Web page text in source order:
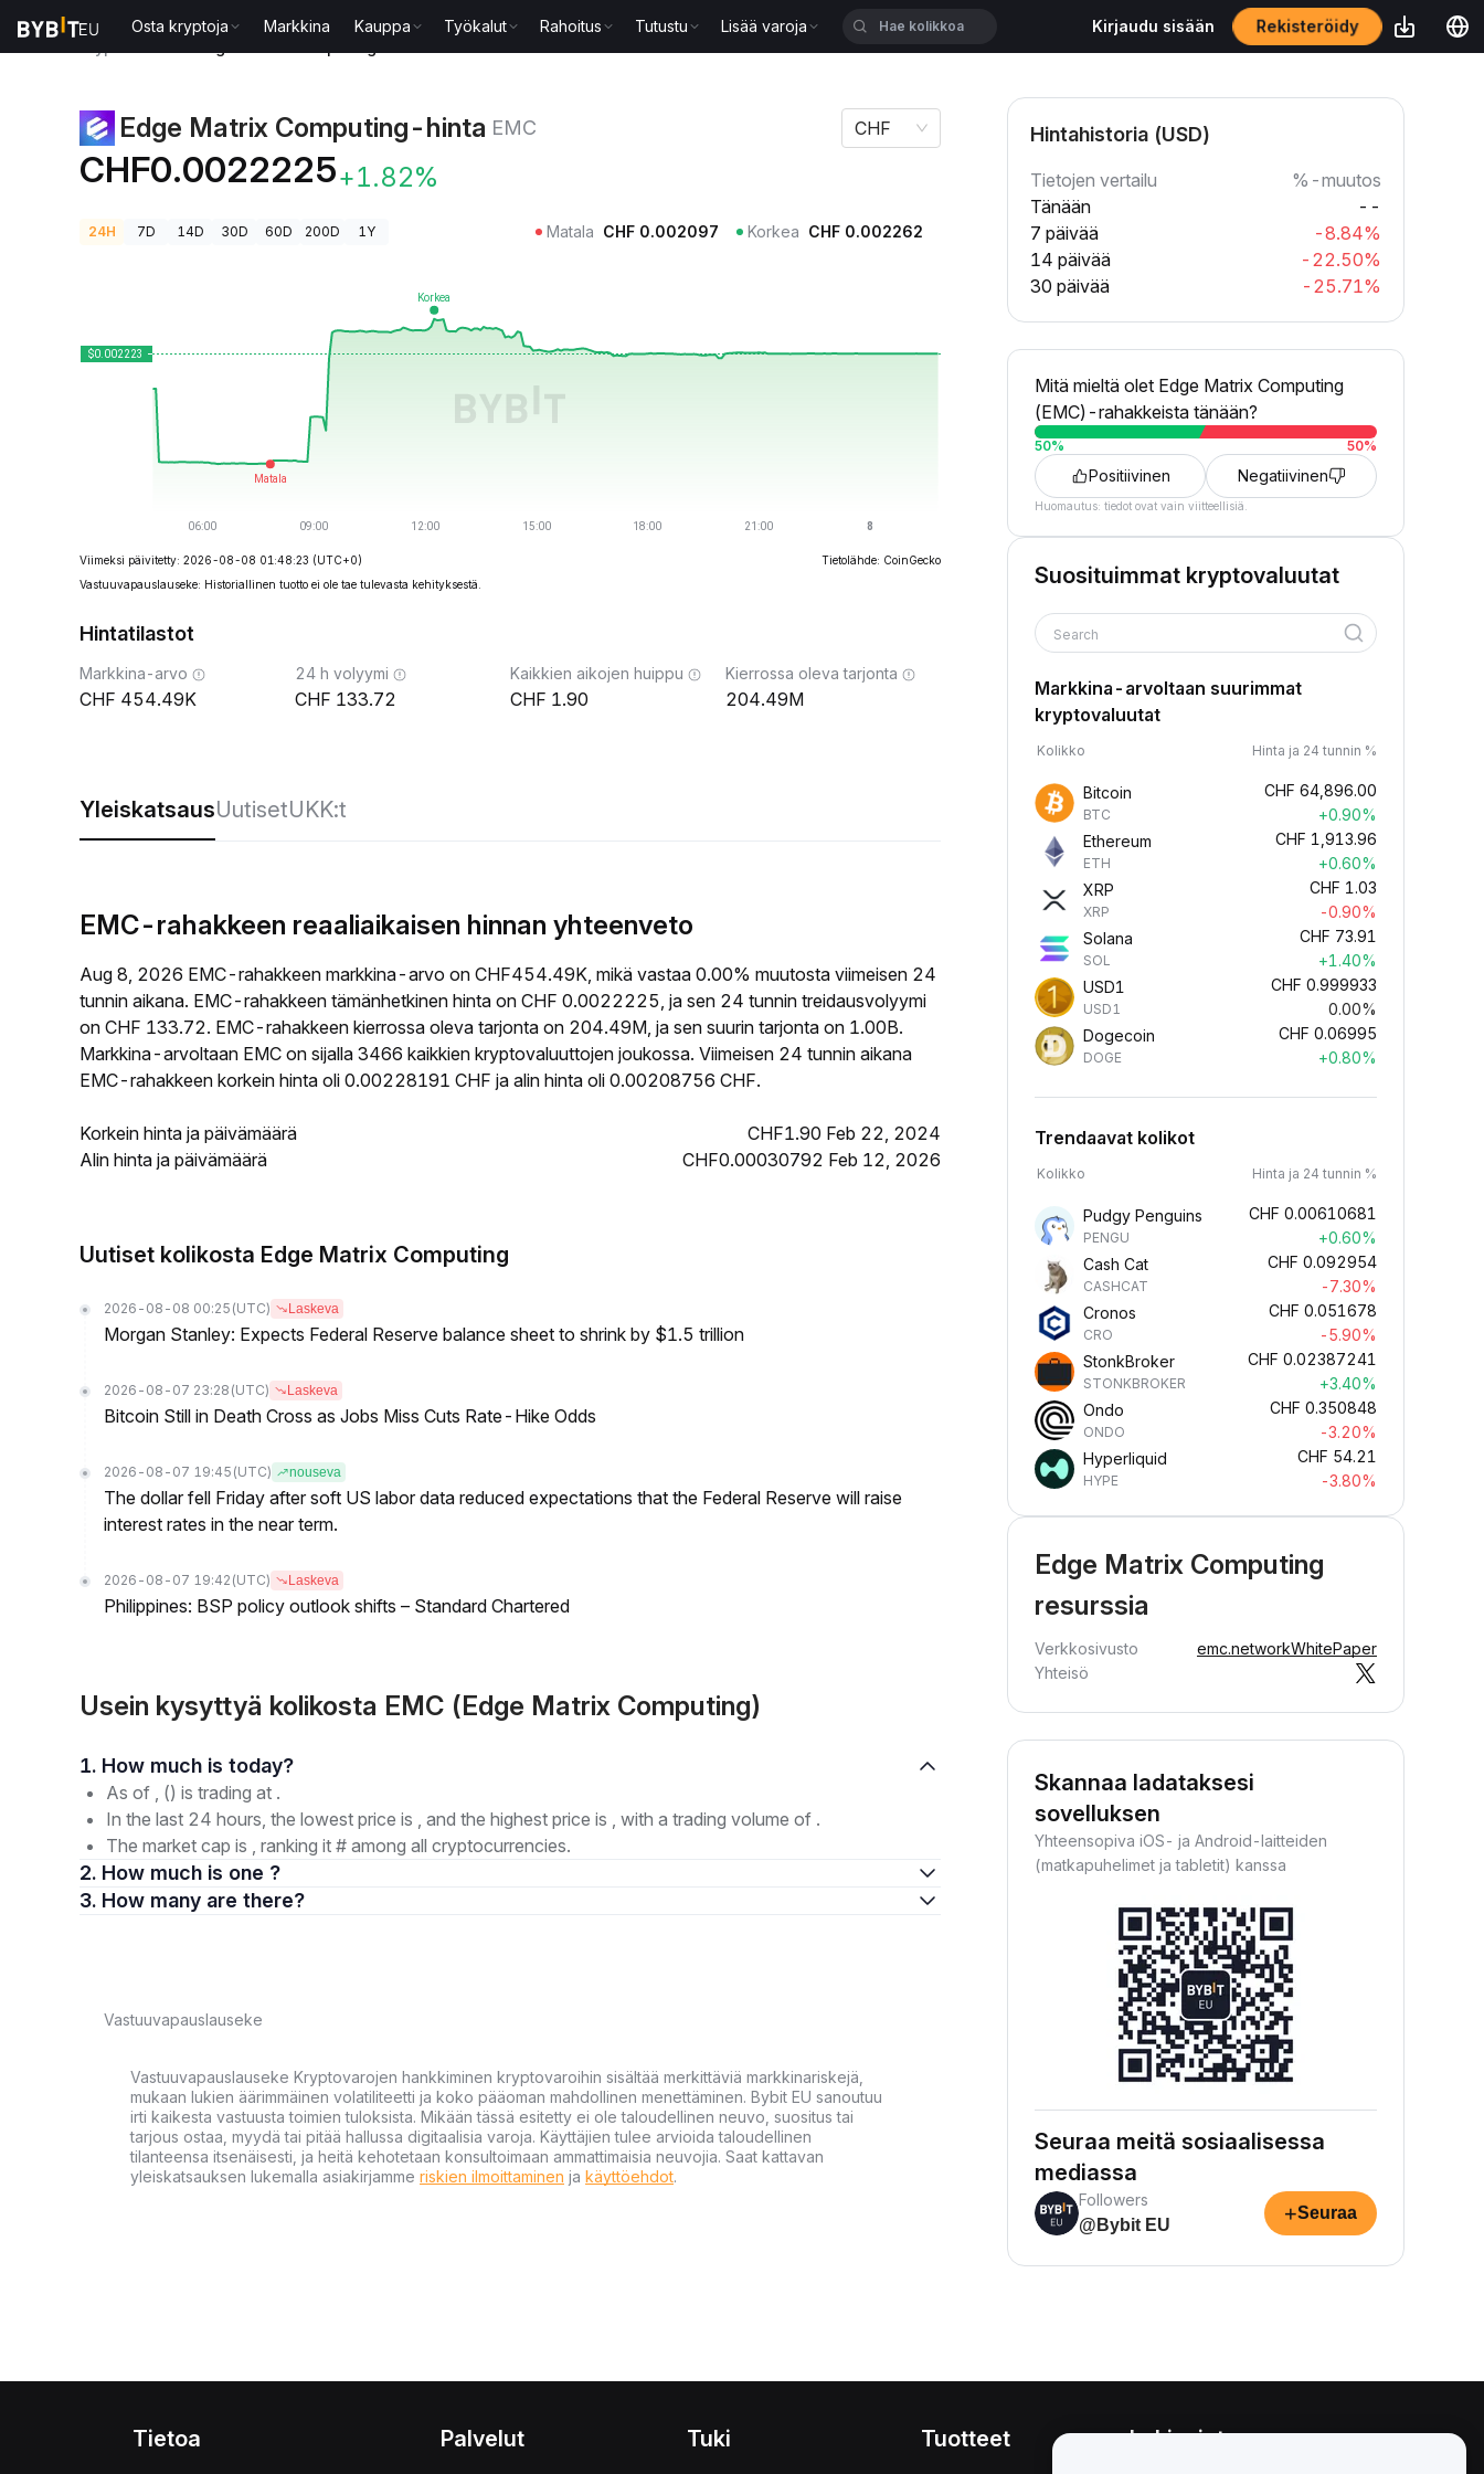
Osta kryptoja Markkina Kauppa Työkalut Rahoitus Tutustu Lisää varoja Kirjaudu sisään Rekisteröidy
Edge Matrix Computing-hinta EMC
CHF0.0022225+1.82%
CHF
24H 7D 14D 30D 60D 200D 1Y Matala CHF 0.002097 Korkea CHF 0.002262
Viimeksi päivitetty: 2026-08-08 01:48:23 (UTC+0)
Tietolähde: CoinGecko
Vastuuvapauslauseke: Historiallinen tuotto ei ole tae tulevasta kehityksestä.
Hintatilastot
Markkina-arvo
454.49K
24 h volyymi
133.72
Kaikkien aikojen huippu
1.90
Kierrossa oleva tarjonta
204.49M
YleiskatsausUutisetUKK:t
EMC-rahakkeen reaaliaikaisen hinnan yhteenveto
Aug 8, 2026 EMC-rahakkeen markkina-arvo on CHF454.49K, mikä vastaa 0.00% muutosta viimeisen 24
tunnin aikana. EMC-rahakkeen tämänhetkinen hinta on CHF 0.0022225, ja sen 24 tunnin treidausvolyymi
on CHF 133.72. EMC-rahakkeen kierrossa oleva tarjonta on 204.49M, ja sen suurin tarjonta on 1.00B.
Markkina-arvoltaan EMC on sijalla 3466 kaikkien kryptovaluuttojen joukossa. Viimeisen 24 tunnin aikana
EMC-rahakkeen korkein hinta oli 0.00228191 CHF ja alin hinta oli 0.00208756 CHF.
Korkein hinta ja päivämäärä
CHF1.90 Feb 22, 2024
Alin hinta ja päivämäärä
CHF0.00030792 Feb 12, 2026
Uutiset kolikosta Edge Matrix Computing
2026-08-08 00:25 (UTC) Laskeva
Morgan Stanley: Expects Federal Reserve balance sheet to shrink by $1.5 trillion
2026-08-07 23:28 (UTC) Laskeva
Bitcoin Still in Death Cross as Jobs Miss Cuts Rate-Hike Odds
2026-08-07 19:45 (UTC) nouseva
The dollar fell Friday after soft US labor data reduced expectations that the Federal Reserve will raise
interest rates in the near term.
2026-08-07 19:42 (UTC) Laskeva
Philippines: BSP policy outlook shifts – Standard Chartered
Usein kysyttyä kolikosta EMC (Edge Matrix Computing)
1. How much is today?
As of , () is trading at .
In the last 24 hours, the lowest price is , and the highest price is , with a trading volume of .
The market cap is , ranking it # among all cryptocurrencies.
2. How much is one ?
3. How many are there?
Vastuuvapauslauseke
Vastuuvapauslauseke Kryptovarojen hankkiminen kryptovaroihin sisältää merkittäviä markkinariskejä,
mukaan lukien äärimmäinen volatiliteetti ja koko pääoman mahdollinen menettäminen. Bybit EU sanoutuu
irti kaikesta vastuusta toimien tuloksista. Mikään tässä esitetty ei ole taloudellinen neuvo, suositus tai
tarjous ostaa, myydä tai pitää hallussa digitaalisia varoja. Käyttäjien tulee arvioida taloudellinen
tilanteensa itsenäisesti, ja heitä kehotetaan konsultoimaan ammattimaisia neuvojia. Saat kattavan
yleiskatsauksen lukemalla asiakirjamme riskien ilmoittaminen ja käyttöehdot.
Hintahistoria (USD)
Tietojen vertailu
%-muutos
Tänään
--
7 päivää
-8.84%
14 päivää
-22.50%
30 päivää
-25.71%
Mitä mieltä olet Edge Matrix Computing
(EMC)-rahakkeista tänään?
50% 50%
Positiivinen Negatiivinen
Huomautus: tiedot ovat vain viitteellisiä.
Suosituimmat kryptovaluutat
Search
Markkina-arvoltaan suurimmat
kryptovaluutat
Kolikko Hinta ja 24 tunnin %
Bitcoin
BTC
CHF 64,896.00
+0.90%
Ethereum
ETH
CHF 1,913.96
+0.60%
XRP
XRP
CHF 1.03
-0.90%
Solana
SOL
CHF 73.91
+1.40%
USD1
USD1
CHF 0.999933
0.00%
Dogecoin
DOGE
CHF 0.06995
+0.80%
Trendaavat kolikot
Kolikko Hinta ja 24 tunnin %
Pudgy Penguins
PENGU
CHF 0.00610681
+0.60%
Cash Cat
CASHCAT
CHF 0.092954
-7.30%
Cronos
CRO
CHF 0.051678
-5.90%
StonkBroker
STONKBROKER
CHF 0.02387241
+3.40%
Ondo
ONDO
CHF 0.350848
-3.20%
Hyperliquid
HYPE
CHF 54.21
-3.80%
Edge Matrix Computing
resurssia
Verkkosivusto emc.networkWhitePaper
Yhteisö
Skannaa ladataksesi
sovelluksen
Yhteensopiva iOS- ja Android-laitteiden
(matkapuhelimet ja tabletit) kanssa
Seuraa meitä sosiaalisessa
mediassa
Followers
@Bybit EU
+Seuraa
Tietoa Palvelut Tuki Tuotteet Lakiasiat